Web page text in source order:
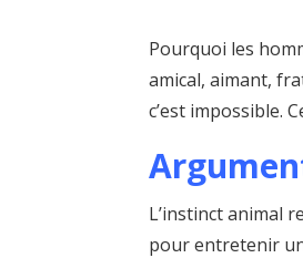
Pourquoi les
amical, aimant,
c’est impossible.
L’instinct animal
pour entretenir